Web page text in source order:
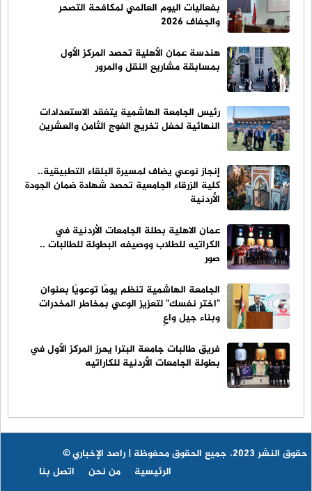
بفعاليات اليوم العالمي لمكافحة التصحر
والجفاف 2026
هندسة عمان الأهلية تحصد المركز الأول
بمسابقة مشاريع النقل والمرور
رئيس الجامعة الهاشمية يتفقد الاستعدادات
النهائية لحفل تخريج الفوج الثامن والعشرين
إنجاز نوعي يضاف لمسيرة البلقاء التطبيقية..
كلية الزرقاء الجامعية تحصد شهادة ضمان الجودة
الأردنية
عمان الاهلية بطلة الجامعات الأردنية في
الكراتيه للطلاب ووصيفه البطولة للطالبات ..
صور
الجامعة الهاشمية تُنظم يومًا توعويًا بعنوان
"اختر نفسك" لتعزيز الوعي بمخاطر المخدرات
وبناء جيل واعٍ
فريق طالبات جامعة البترا يحرز المركز الأول في
بطولة الجامعات الأردنية للكاراتيه
© حقوق النشر 2023، جميع الحقوق محفوظة | راصد الإخباري
اتصل بنا
من نحن الرئيسية